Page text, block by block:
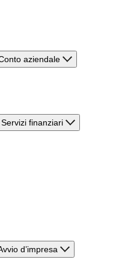
aziendale
Servizi finanziari
d’impresa